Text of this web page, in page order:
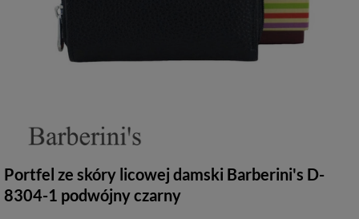
Portfel ze skóry licowej damski Barberini's D-
8304-1 podwójny czarny